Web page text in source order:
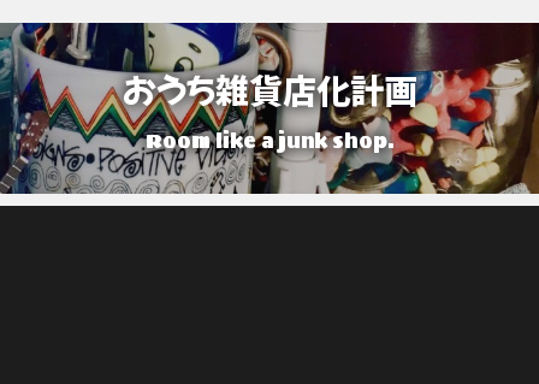
おうち雑貨店化計画
Room like a junk shop.